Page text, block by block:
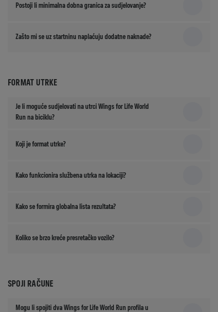
Postoji li minimalna dobna granica za sudjelovanje?
Zašto mi se uz startninu naplaćuju dodatne naknade?
FORMAT UTRKE
Je li moguće sudjelovati na utrci Wings for Life World
Run na biciklu?
Koji je format utrke?
Kako funkcionira službena utrka na lokaciji?
Kako se formira globalna lista rezultata?
Koliko se brzo kreće presretačko vozilo?
SPOJI RAČUNE
Mogu li spojiti dva Wings for Life World Run profila u